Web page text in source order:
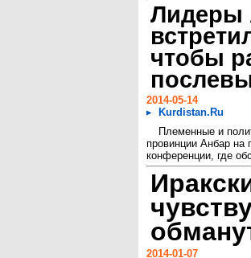
Лидеры
чтобы
2014-05-14
Kurdistan.Ru
Племенные и
провинции Анбар на
конференции, где
2014-01-07